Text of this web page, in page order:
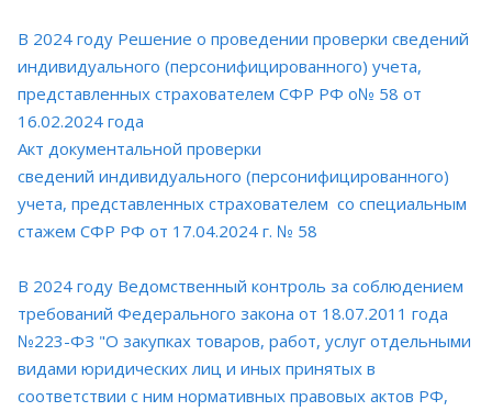
В 2024 году Решение о проведении проверки сведений
индивидуального (персонифицированного) учета,
представленных страхователем СФР РФ о№ 58 от
16.02.2024 года
Акт документальной проверки
сведений индивидуального (персонифицированного)
учета, представленных страхователем со специальным
стажем СФР РФ от 17.04.2024 г. № 58
В 2024 году Ведомственный контроль за соблюдением
требований Федерального закона от 18.07.2011 года
№223-ФЗ "О закупках товаров, работ, услуг отдельными
видами юридических лиц и иных принятых в
соответствии с ним нормативных правовых актов РФ,